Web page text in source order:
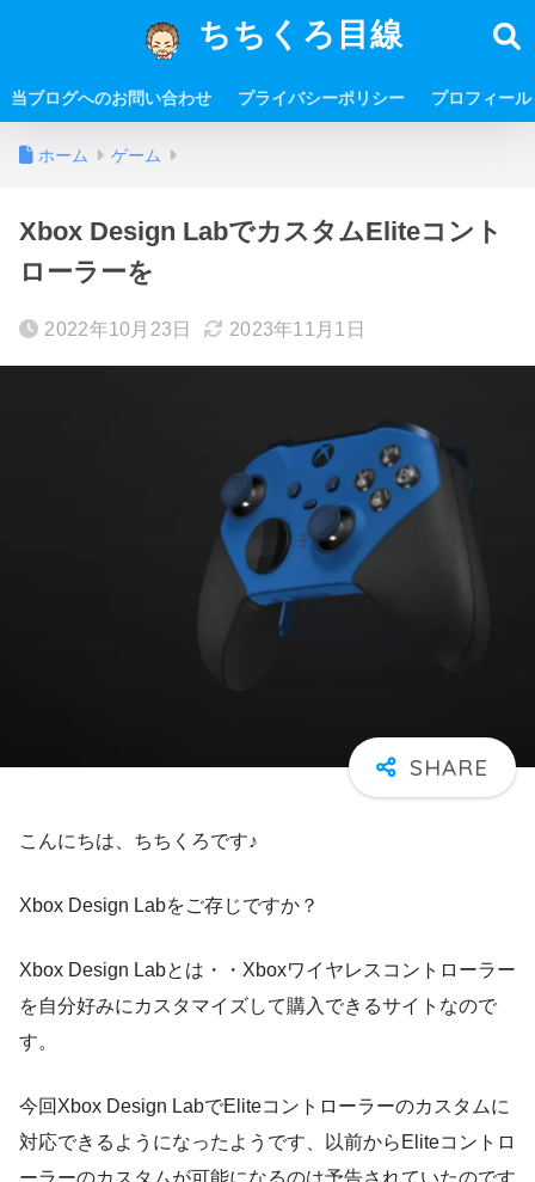
ちちくろ目線
当ブログへのお問い合わせ プライバシーポリシー プロフィール
ホーム ゲーム
Xbox Design LabでカスタムEliteコント
ローラーを
2022年10月23日 2023年11月1日
こんにちは、ちちくろです♪
Xbox Design Labをご存じですか？
Xbox Design Labとは・・Xboxワイヤレスコントローラー
を自分好みにカスタマイズして購入できるサイトなので
す。
今回Xbox Design LabでEliteコントローラーのカスタムに
対応できるようになったようです、以前からEliteコントロ
ーラーのカスタムが可能になるのは予告されていたのです